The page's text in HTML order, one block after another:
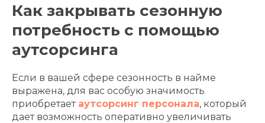
Как закрывать сезонную
потребность с помощью
аутсорсинга
Если в вашей сфере сезонность в найме
выражена, для вас особую значимость
приобретает аутсорсинг персонала, который
дает возможность оперативно увеличивать